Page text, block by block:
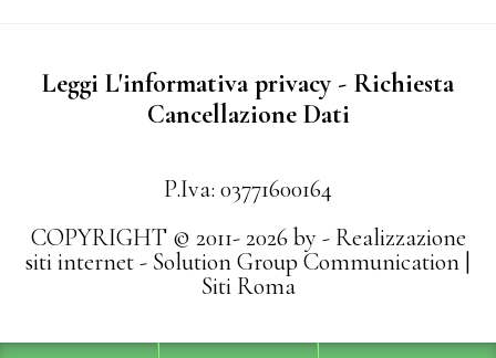
Leggi L'informativa privacy- Richiesta
Cancellazione Dati
P.Iva: 03771600164
COPYRIGHT © 2011- 2026 by - Realizzazione
siti internet- Solution Group Communication |
Siti Roma